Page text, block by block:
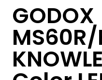
GODOX